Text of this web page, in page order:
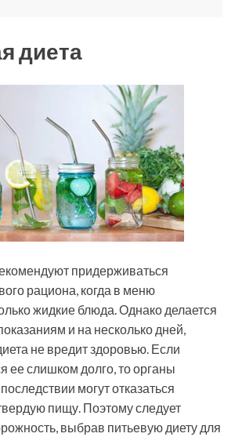
диета
придерживаться
рациона, когда в меню
жидкие блюда. Однако делается
и на несколько дней,
не вредит здоровью. Если
ее слишком долго, то органы
могут отказаться
пищу. Поэтому следует
выбрав питьевую диету для